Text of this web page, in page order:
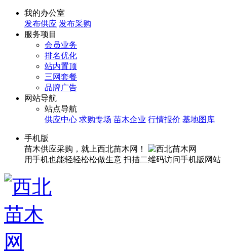
我的办公室
发布供应 发布采购
服务项目
会员业务
排名优化
站内置顶
三网套餐
品牌广告
网站导航
站点导航
供应中心 求购专场 苗木企业 行情报价 基地图库
手机版
苗木供应采购，就上西北苗木网！
用手机也能轻轻松松做生意 扫描二维码访问手机版网站